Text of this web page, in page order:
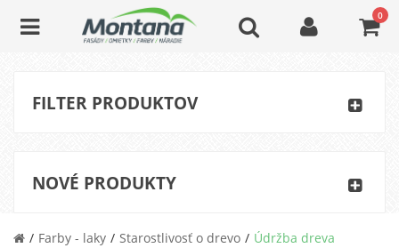
0
FILTER PRODUKTOV
NOVÉ PRODUKTY
Farby - laky Starostlivosť o drevo Údržba dreva